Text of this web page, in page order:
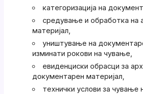
категоризација на
средување и обработка на
материјал,
уништување на
изминати рокови на чување,
евиденциски обрасци за
документарен материјал,
технички услови за чување